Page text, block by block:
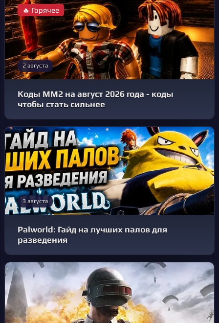
🔥 Горячее
2 августа
Коды MM2 на август 2026 года - коды
чтобы стать сильнее
3 августа
Palworld: Гайд на лучших палов для
разведения